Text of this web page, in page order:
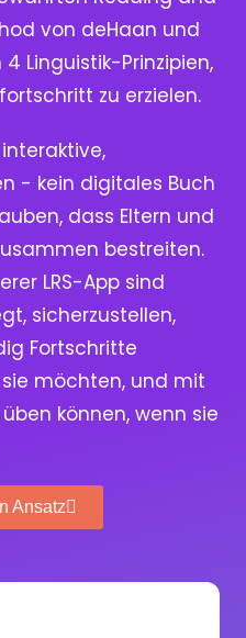
von deHaan und
Linguistik-Prinzipien,
zu erzielen.
- kein digitales Buch
dass Eltern und
bestreiten.
LRS-App sind
sicherzustellen,
Fortschritte
möchten, und mit
können, wenn sie
Ansatz